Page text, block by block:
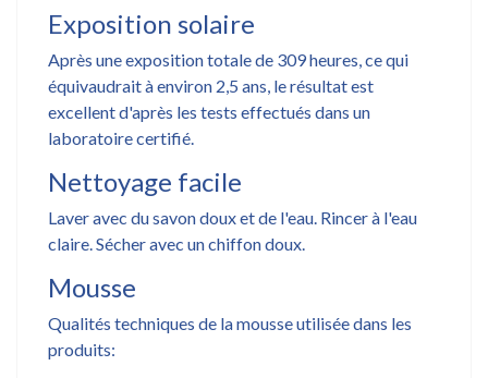
Exposition solaire
Après une exposition totale de 309 heures, ce qui
équivaudrait à environ 2,5 ans, le résultat est
excellent d'après les tests effectués dans un
laboratoire certifié.
Nettoyage facile
Laver avec du savon doux et de l'eau. Rincer à l'eau
claire. Sécher avec un chiffon doux.
Mousse
Qualités techniques de la mousse utilisée dans les
produits: